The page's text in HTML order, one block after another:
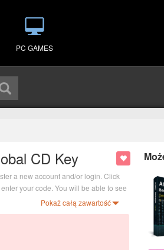
PC GAMES
CD Key
a new account and/or login. Click
your code. You will be able to see
Pokaż całą zawartość